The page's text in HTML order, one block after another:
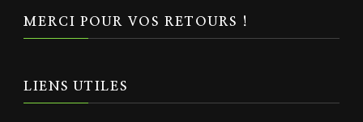
MERCI POUR VOS RETOURS !
LIENS UTILES